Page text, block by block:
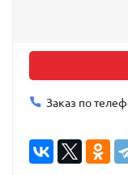
Заказ по